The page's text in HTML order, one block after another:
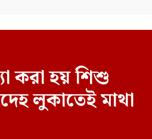
করা হয় শিশু
লুকাতেই মাথা